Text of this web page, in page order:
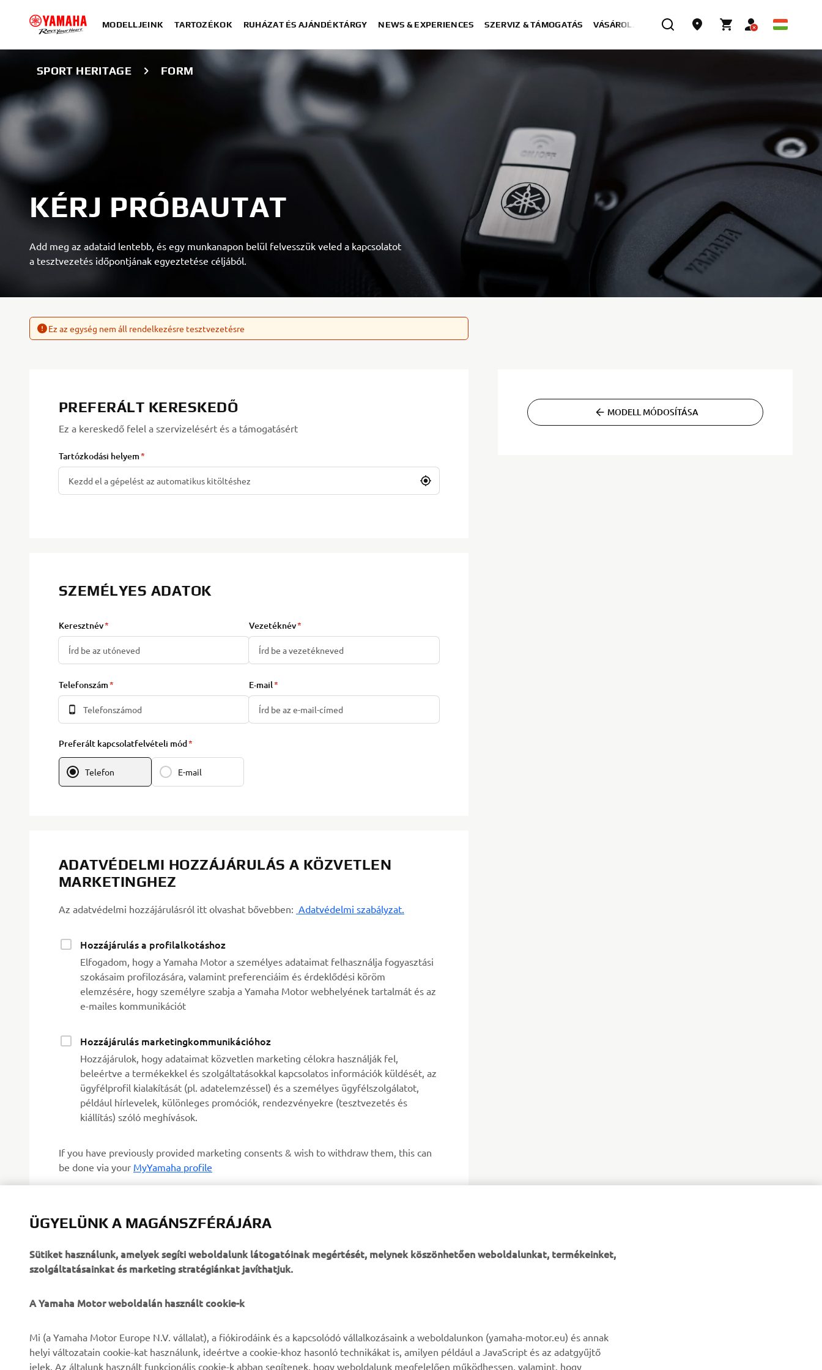
MODELLJEINK TARTOZÉKOK RUHÁZAT ÉS AJÁNDÉKTÁRGY NEWS & EXPERIENCES SZERVIZ & TÁMOGATÁS VÁSÁROLJON MOST
SPORT HERITAGE FORM
KÉRJ PRÓBAUTAT
Add meg az adataid lentebb, és egy munkanapon belül felvesszük veled a kapcsolatot
a tesztvezetés időpontjának egyeztetése céljából.
Ez az egység nem áll rendelkezésre tesztvezetésre
PREFERÁLT KERESKEDŐ
Ez a kereskedő felel a szervizelésért és a támogatásért
Tartózkodási helyem
SZEMÉLYES ADATOK
Keresztnév Vezetéknév
Telefonszám E-mail
Preferált kapcsolatfelvételi mód
Telefon E-mail
ADATVÉDELMI HOZZÁJÁRULÁS A KÖZVETLEN
MARKETINGHEZ
Az adatvédelmi hozzájárulásról itt olvashat bővebben: Adatvédelmi szabályzat.
Hozzájárulás a profilalkotáshoz
Elfogadom, hogy a Yamaha Motor a személyes adataimat felhasználja fogyasztási
szokásaim profilozására, valamint preferenciáim és érdeklődési köröm
elemzésére, hogy személyre szabja a Yamaha Motor webhelyének tartalmát és az
e-mailes kommunikációt
Hozzájárulás marketingkommunikációhoz
Hozzájárulok, hogy adataimat közvetlen marketing célokra használják fel,
beleértve a termékekkel és szolgáltatásokkal kapcsolatos információk küldését, az
ügyfélprofil kialakítását (pl. adatelemzéssel) és a személyes ügyfélszolgálatot,
például hírlevelek, különleges promóciók, rendezvényekre (tesztvezetés és
kiállítás) szóló meghívások.
If you have previously provided marketing consents & wish to withdraw them, this can
be done via your MyYamaha profile
KÉRJ PRÓBAUTAT
MODELL MÓDOSÍTÁSA
Rólunk
eBike rendszerek
Alkatrész katalógus
Legyél az elsők között, aki a legújabb ajánlatokról, különleges
ÜGYELÜNK A MAGÁNSZFÉRÁJÁRA
Sütiket használunk, amelyek segíti weboldalunk látogatóinak megértését, melynek köszönhetően weboldalunkat, termékeinket,
szolgáltatásainkat és marketing stratégiánkat javíthatjuk.
A Yamaha Motor weboldalán használt cookie-k
Mi (a Yamaha Motor Europe N.V. vállalat), a fiókirodáink és a kapcsolódó vállalkozásaink a weboldalunkon (yamaha-motor.eu) és annak
helyi változatain cookie-kat használunk, ideértve a cookie-khoz hasonló technikákat is, amilyen például a JavaScript és az adatgyűjtő
jelek. Az általunk használt funkcionális cookie-k abban segítenek, hogy weboldalunk megfelelően működhessen, valamint, hogy